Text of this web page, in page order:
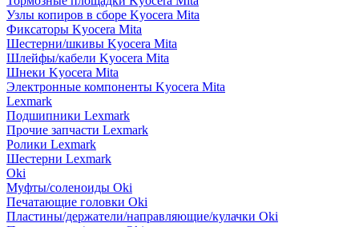
Узлы копиров в сборе Kyocera Mita
Фиксаторы Kyocera Mita
Шестерни/шкивы Kyocera Mita
Шлейфы/кабели Kyocera Mita
Шнеки Kyocera Mita
Электронные компоненты Kyocera Mita
Lexmark
Подшипники Lexmark
Прочие запчасти Lexmark
Ролики Lexmark
Шестерни Lexmark
Oki
Муфты/соленоиды Oki
Печатающие головки Oki
Пластины/держатели/направляющие/кулачки Oki